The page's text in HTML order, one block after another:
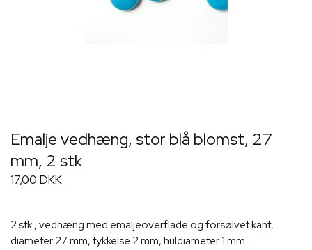
Emalje vedhæng, stor blå blomst, 27
mm, 2 stk
17,00 DKK
2 stk., vedhæng med emaljeoverflade og forsølvet kant,
diameter 27 mm, tykkelse 2 mm, huldiameter 1 mm.